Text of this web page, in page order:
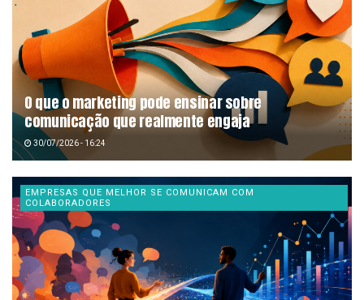
O que o marketing pode ensinar sobre
comunicação que realmente engaja
30/07/2026 - 16:24
EMPRESAS QUE MELHOR SE COMUNICAM COM
COLABORADORES